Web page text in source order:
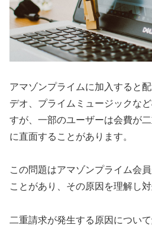
アマゾンプライムに加入すると
デオ、プライムミュージックな
すが、一部のユーザーは会費が
に直面することがあります。
この問題はアマゾンプライム会
ことがあり、その原因を理解し
二重請求が発生する原因について